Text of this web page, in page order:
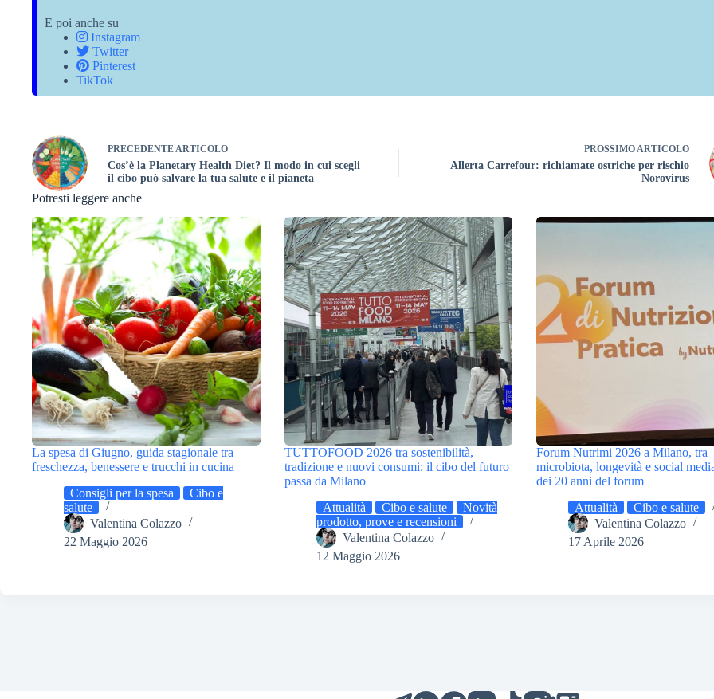
E poi anche su
Instagram
Twitter
Pinterest
TikTok
PRECEDENTEARTICOLO
Cos’è la Planetary Health Diet? Il modo in cui scegli
il cibo può salvare la tua salute e il pianeta
PROSSIMOARTICOLO
Allerta Carrefour: richiamate ostriche per rischio
Norovirus
Potresti leggere anche
La spesa di Giugno, guida stagionale tra
freschezza, benessere e trucchi in cucina
Consigli per la spesa
Cibo e
salute
Valentina Colazzo
22 Maggio 2026
TUTTOFOOD 2026 tra sostenibilità,
tradizione e nuovi consumi: il cibo del futuro
passa da Milano
Attualità
Cibo e salute
Novità
prodotto, prove e recensioni
Valentina Colazzo
12 Maggio 2026
Forum Nutrimi 2026 a Milano, tra
microbiota, longevità e social
dei 20 anni del forum
Attualità
Cibo e salute
Valentina Colazzo
17 Aprile 2026